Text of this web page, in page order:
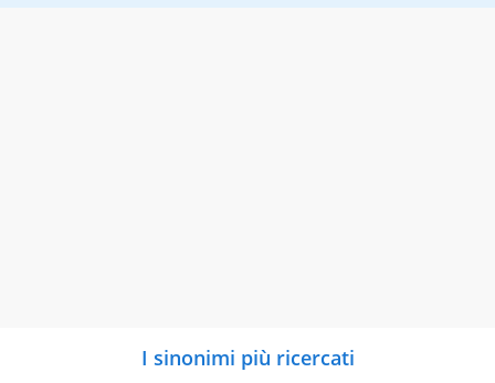
I sinonimi più ricercati